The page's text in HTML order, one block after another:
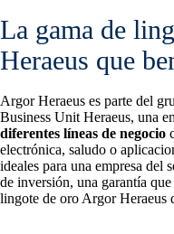
La gama de
Heraeus que
Argor Heraeus es parte del
Business Unit Heraeus, una
diferentes líneas de negocio
electrónica, saludo o
ideales para una empresa del
de inversión, una garantía
lingote de oro Argor Heraeus